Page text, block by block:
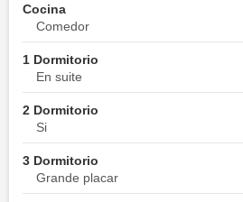
Cocina
Comedor
1 Dormitorio
En suite
2 Dormitorio
Si
3 Dormitorio
Grande placar